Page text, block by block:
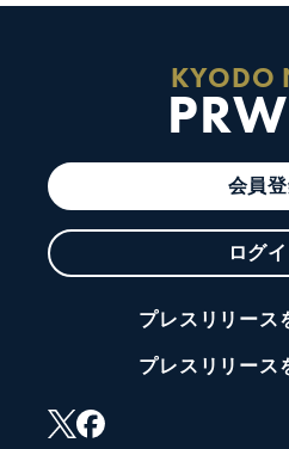
KYODO
会員
ログ
プレスリリース
プレスリリース